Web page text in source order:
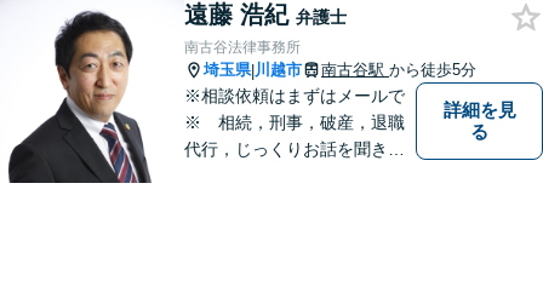
遠藤 浩紀 弁護士
南古谷法律事務所
埼玉県|川越市 南古谷駅 から徒歩5分
※相談依頼はまずはメールで
※ 相続，刑事，破産，退職
代行，じっくりお話を聞き、
詳細を見
る